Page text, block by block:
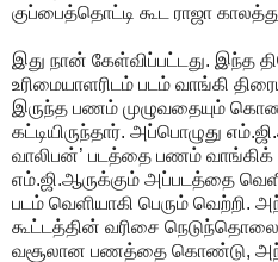
குப்பைத்தொட்டி கூட ராஜா
இது நான் கேள்விப்பட்டது. இந்த
உரிமையாளரிடம் படம் வாங்கி
இருந்த பணம் முழுவதையும்
கட்டியிருந்தார். அப்பொழுது
வாலிபன்’ படத்தை பணம்
எம்.ஜி.ஆருக்கும் அப்படத்தை
படம் வெளியாகி பெரும் வெற்றி.
கூட்டத்தின் வரிசை
வசூலான பணத்தை கொண்டு, அந்த